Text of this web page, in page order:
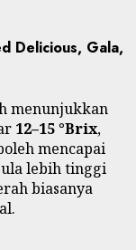
Delicious, Gala,
menunjukkan
12–15 °Brix,
mencapai
lebih tinggi
biasanya